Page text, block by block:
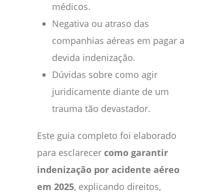
médicos.
Negativa ou atraso das
companhias aéreas em pagar a
devida indenização.
Dúvidas sobre como agir
juridicamente diante de um
trauma tão devastador.
Este guia completo foi elaborado
para esclarecer como garantir
indenização por acidente aéreo
em 2025, explicando direitos,